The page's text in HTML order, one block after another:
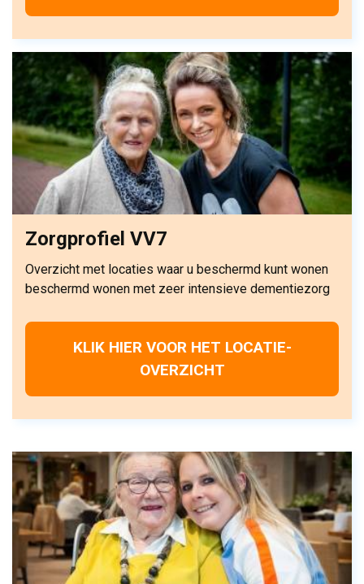
Zorgprofiel VV7
Overzicht met locaties waar u beschermd kunt wonen
beschermd wonen met zeer intensieve dementiezorg
KLIK HIER VOOR HET LOCATIE-
OVERZICHT